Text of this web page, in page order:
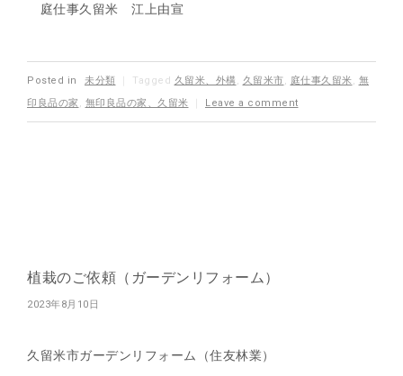
庭仕事久留米 江上由宣
Posted in 未分類 Tagged 久留米、外構 久留米市 庭仕事久留米
無
印良品の家
無印良品の家、久留米 Leave a comment
植栽のご依頼（ガーデンリフォーム）
2023年8月10日
久留米市ガーデンリフォーム（住友林業）